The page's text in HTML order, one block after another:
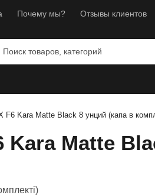
Почему мы? Отзывы клиентов
F6 Kara Matte Black 8 унций (капа в
Kara Matte